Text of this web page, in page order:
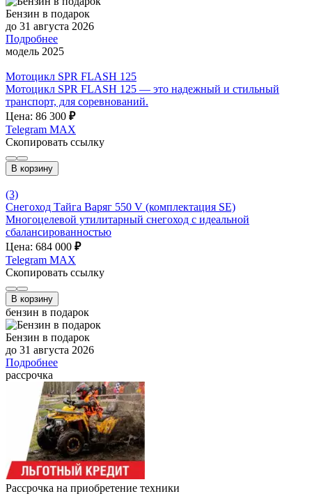
Бензин в подарок
до 31 августа 2026
Подробнее
модель 2025
Мотоцикл SPR FLASH 125
Мотоцикл SPR FLASH 125 — это надежный и стильный
транспорт, для соревнований.
Цена: 86 300 ₽
Telegram MAX
Скопировать ссылку
В корзину
(3)
Снегоход Тайга Варяг 550 V (комплектация SE)
Многоцелевой утилитарный снегоход с идеальной
сбалансированностью
Цена: 684 000 ₽
Telegram MAX
Скопировать ссылку
В корзину
бензин в подарок
Бензин в подарок
до 31 августа 2026
Подробнее
рассрочка
Рассрочка на приобретение техники